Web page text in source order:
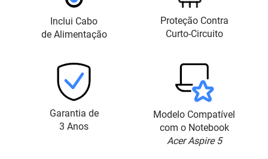
Inclui Cabo
de Alimentação
Proteção Contra
Curto-Circuito
Garantia de
3 Anos
Modelo Compatível
com o Notebook
Acer Aspire 5